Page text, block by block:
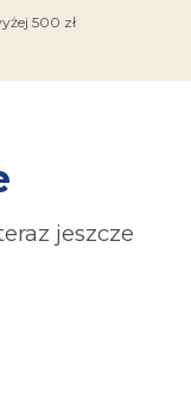
500 zł
jeszcze